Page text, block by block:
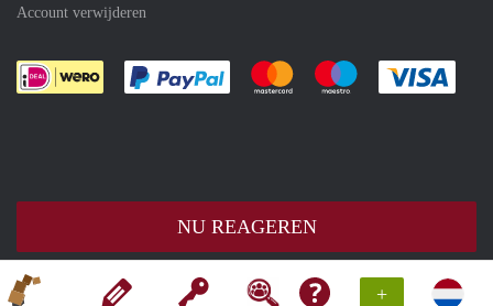
+
NU REAGEREN
Account verwijderen
Je rekent gemakkelijk af met Paypal
Je rekent gemakkelijk af met
Je rekent